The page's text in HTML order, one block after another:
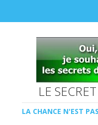
LE
LA CHANCE N'EST